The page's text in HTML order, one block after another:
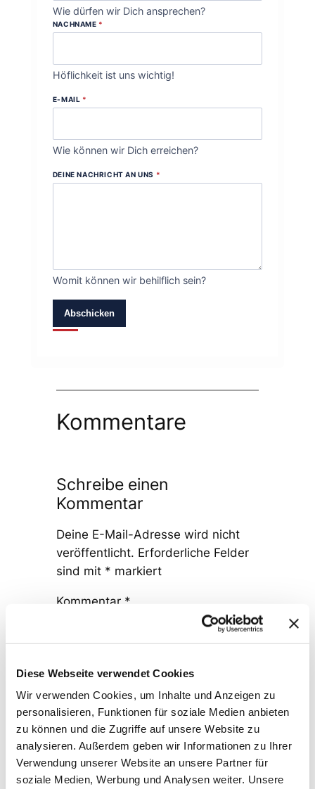
Diese Webseite verwendet Cookies
Wir verwenden Cookies, um Inhalte und Anzeigen zu
personalisieren, Funktionen für soziale Medien anbieten
zu können und die Zugriffe auf unsere Website zu
analysieren. Außerdem geben wir Informationen zu Ihrer
Verwendung unserer Website an unsere Partner für
soziale Medien, Werbung und Analysen weiter. Unsere
Wie dürfen wir Dich ansprechen?
NACHNAME *
Höflichkeit ist uns wichtig!
E-MAIL *
Wie können wir Dich erreichen?
DEINE NACHRICHT AN UNS *
Womit können wir behilflich sein?
Abschicken
Kommentare
Schreibe einen
Kommentar
Deine E-Mail-Adresse wird nicht
veröffentlicht. Erforderliche Felder
sind mit * markiert
Kommentar *
Name*
E-Mail-Adresse*